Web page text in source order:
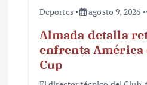
Deportes agosto 9, 2026
Almada detalla
enfrenta América
Cup